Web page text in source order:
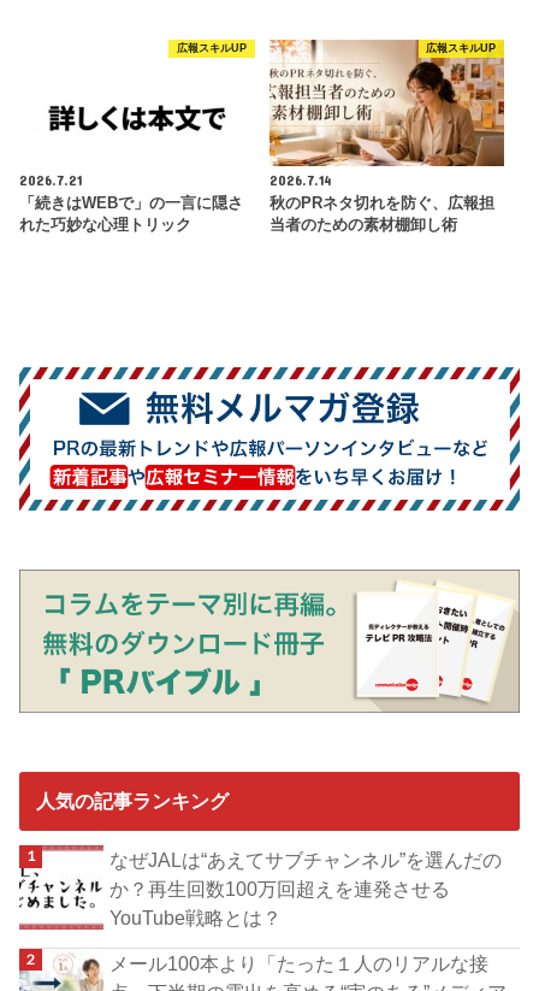
広報スキルUP
2026.7.21
「続きはWEBで」の一言に隠さ
れた巧妙な心理トリック
広報スキルUP
2026.7.14
秋のPRネタ切れを防ぐ、広報担
当者のための素材棚卸し術
人気の記事ランキング
なぜJALは“あえてサブチャンネル”を選んだの
か？再生回数100万回超えを連発させる
YouTube戦略とは？
メール100本より「たった１人のリアルな接